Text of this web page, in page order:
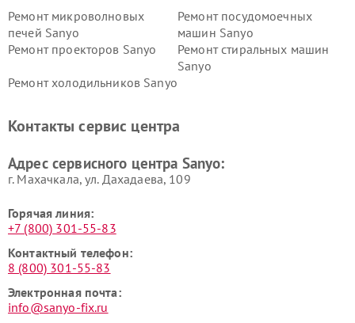
Ремонт микроволновых
печей Sanyo
Ремонт посудомоечных
машин Sanyo
Ремонт проекторов Sanyo
Ремонт стиральных машин
Sanyo
Ремонт холодильников Sanyo
Контакты сервис центра
Адрес сервисного центра Sanyo:
г. Махачкала, ул. Дахадаева, 109
Горячая линия:
+7 (800) 301-55-83
Контактный телефон:
8 (800) 301-55-83
Электронная почта:
info@sanyo-fix.ru